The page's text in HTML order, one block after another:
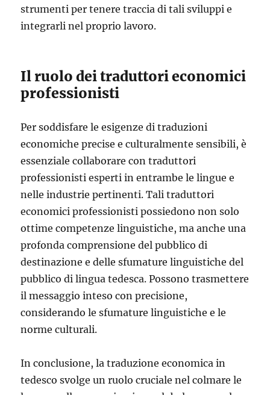
strumenti per tenere traccia di tali sviluppi e
integrarli nel proprio lavoro.
Il ruolo dei traduttori economici
professionisti
Per soddisfare le esigenze di traduzioni
economiche precise e culturalmente sensibili, è
essenziale collaborare con traduttori
professionisti esperti in entrambe le lingue e
nelle industrie pertinenti. Tali traduttori
economici professionisti possiedono non solo
ottime competenze linguistiche, ma anche una
profonda comprensione del pubblico di
destinazione e delle sfumature linguistiche del
pubblico di lingua tedesca. Possono trasmettere
il messaggio inteso con precisione,
considerando le sfumature linguistiche e le
norme culturali.
In conclusione, la traduzione economica in
tedesco svolge un ruolo cruciale nel colmare le